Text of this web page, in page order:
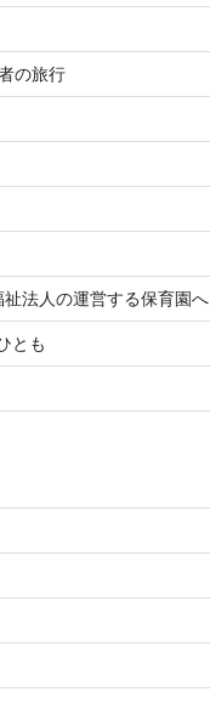
の旅行
法人の運営する保育園へ
とも